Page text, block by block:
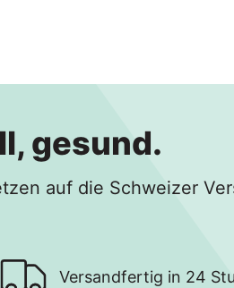
gesund.
auf die Schweizer
Versandfertig in 24